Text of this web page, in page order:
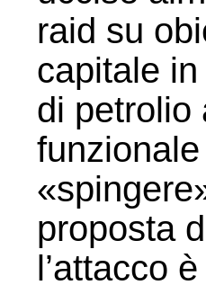
raid su
capitale
di petrolio
proposta
l’attacco